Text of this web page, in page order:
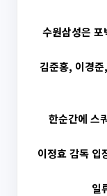
수원삼성은
김준홍, 이경
한순간에 스
이정효 감독 입
일